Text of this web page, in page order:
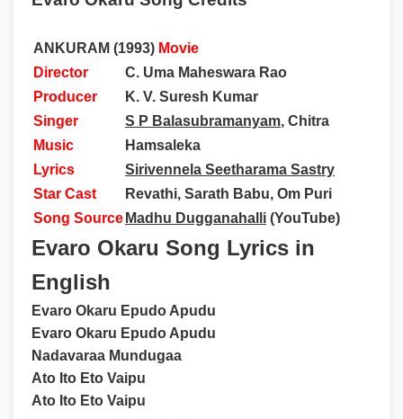
ANKURAM (1993) Movie
Director
C. Uma Maheswara Rao
Producer
K. V. Suresh Kumar
Singer
S P Balasubramanyam, Chitra
Music
Hamsaleka
Lyrics
Sirivennela Seetharama Sastry
Star Cast
Revathi, Sarath Babu, Om Puri
Song Source Madhu Dugganahalli (YouTube)
Evaro Okaru Song Lyrics in
English
Evaro Okaru Epudo Apudu
Evaro Okaru Epudo Apudu
Nadavaraa Mundugaa
Ato Ito Eto Vaipu
Ato Ito Eto Vaipu